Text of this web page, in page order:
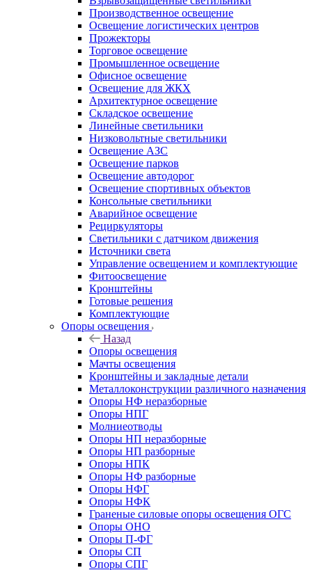
Производственное освещение
Освещение логистических центров
Прожекторы
Торговое освещение
Промышленное освещение
Офисное освещение
Освещение для ЖКХ
Архитектурное освещение
Складское освещение
Линейные светильники
Низковольтные светильники
Освещение АЗС
Освещение парков
Освещение автодорог
Освещение спортивных объектов
Консольные светильники
Аварийное освещение
Рециркуляторы
Светильники с датчиком движения
Источники света
Управление освещением и комплектующие
Фитоосвещение
Кронштейны
Готовые решения
Комплектующие
Опоры освещения
Назад
Опоры освещения
Мачты освещения
Кронштейны и закладные детали
Металлоконструкции различного назначения
Опоры НФ неразборные
Опоры НПГ
Молниеотводы
Опоры НП неразборные
Опоры НП разборные
Опоры НПК
Опоры НФ разборные
Опоры НФГ
Опоры НФК
Граненые силовые опоры освещения ОГС
Опоры ОНО
Опоры П-ФГ
Опоры СП
Опоры СПГ